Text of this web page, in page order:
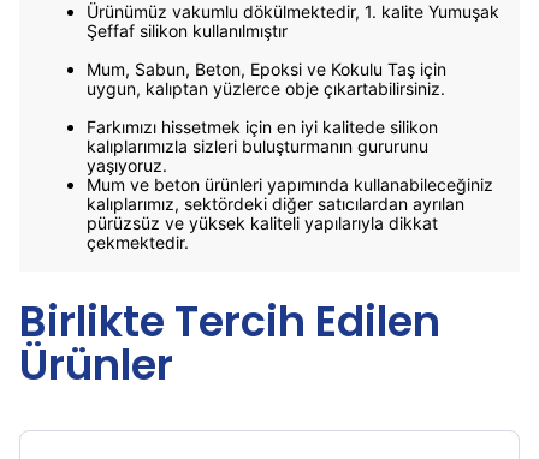
Ürünümüz vakumlu dökülmektedir, 1. kalite Yumuşak
Şeffaf silikon kullanılmıştır
Mum, Sabun, Beton, Epoksi ve Kokulu Taş için
uygun, kalıptan yüzlerce obje çıkartabilirsiniz.
Farkımızı hissetmek için en iyi kalitede silikon
kalıplarımızla sizleri buluşturmanın gururunu
yaşıyoruz.
Mum ve beton ürünleri yapımında kullanabileceğiniz
kalıplarımız, sektördeki diğer satıcılardan ayrılan
pürüzsüz ve yüksek kaliteli yapılarıyla dikkat
çekmektedir.
Birlikte Tercih Edilen
Ürünler